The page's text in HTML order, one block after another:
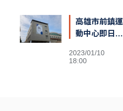
高雄市前鎮運
動中心即日開
供十天免費體
2023/01/10
18:00